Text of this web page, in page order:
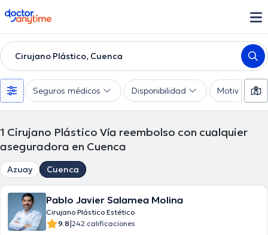
doctoranytime
Cirujano Plástico, Cuenca
Seguros médicos Disponibilidad Motivo de
1 Cirujano Plástico Vía reembolso con cualquier
aseguradora en Cuenca
Azuay Cuenca
Pablo Javier Salamea Molina
Cirujano Plástico Estético
9.8|242 calificaciones